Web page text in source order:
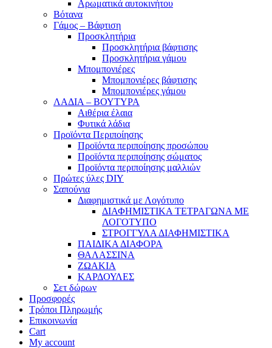
Aρωματικά αυτοκινήτου
Βότανα
Γάμος – Βάφτιση
Προσκλητήρια
Προσκλητήρια βάφτισης
Προσκλητήρια γάμου
Μπομπονιέρες
Μπομπονιέρες βάφτισης
Μπομπονιέρες γάμου
ΛΑΔΙΑ – ΒΟΥΤΥΡΑ
Αιθέρια έλαια
Φυτικά λάδια
Προϊόντα Περιποίησης
Προϊόντα περιποίησης προσώπου
Προϊόντα περιποίησης σώματος
Προϊόντα περιποίησης μαλλιών
Πρώτες ύλες DIY
Σαπούνια
Διαφημιστικά με Λογότυπο
ΔΙΑΦΗΜΙΣΤΙΚΑ ΤΕΤΡΑΓΩΝΑ ΜΕ
ΛΟΓΟΤΥΠΟ
ΣΤΡΟΓΓΥΛΑ ΔΙΑΦΗΜΙΣΤΙΚΑ
ΠΑΙΔΙΚΑ ΔΙΑΦΟΡΑ
ΘΑΛΑΣΣΙΝΑ
ΖΩΑΚΙΑ
ΚΑΡΔΟΥΛΕΣ
Σετ δώρων
Προσφορές
Τρόποι Πληρωμής
Επικοινωνία
Cart
My account